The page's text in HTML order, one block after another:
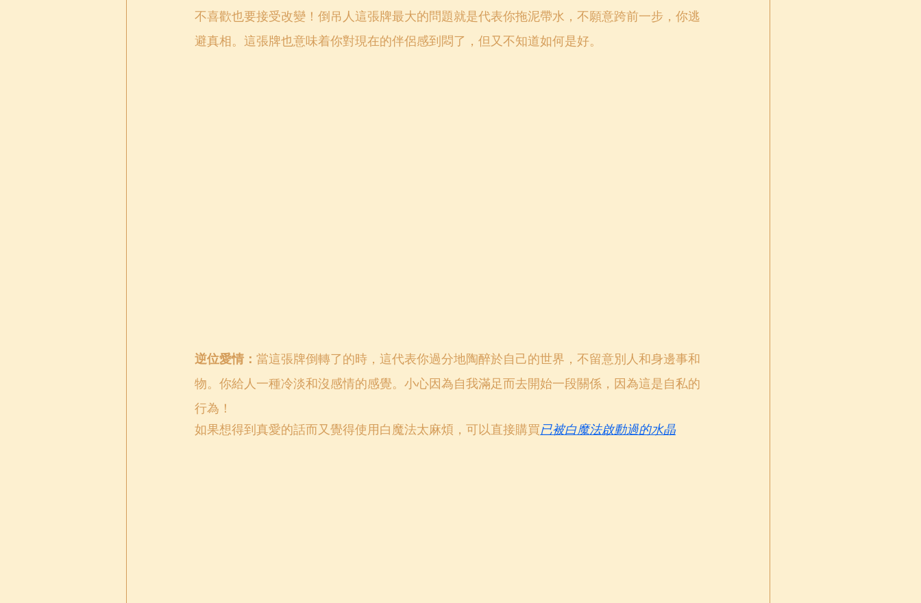
不喜歡也要接受改變！倒吊人這張牌最大的問題就是代表你拖泥帶水，不願意跨前一步，你逃
避真相。這張牌也意味着你對現在的伴侶感到悶了，但又不知道如何是好。
逆位愛情： 當這張牌倒轉了的時，這代表你過分地陶醉於自己的世界，不留意別人和身邊事和
物。你給人一種冷淡和沒感情的感覺。小心因為自我滿足而去開始一段關係，因為這是自私的
行為！
如果想得到真愛的話而又覺得使用白魔法太麻煩，可以直接購買已被白魔法啟動過的水晶